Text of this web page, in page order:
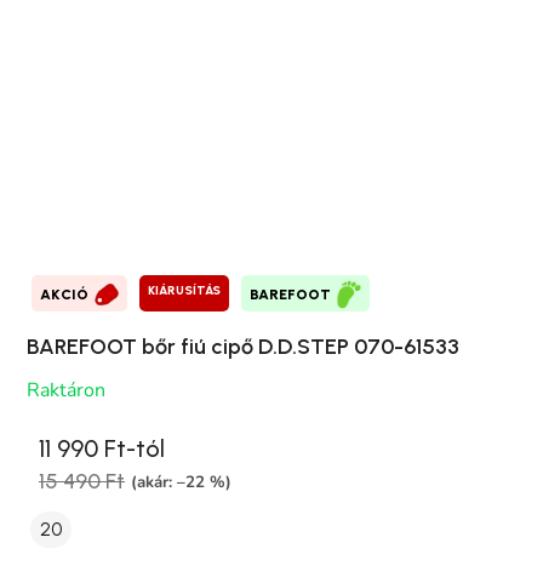
AKCIÓ KIÁRUSÍTÁS BAREFOOT
BAREFOOT bőr fiú cipő D.D.STEP 070-61533
Raktáron
11 990 Ft-tól
15 490 Ft (akár: –22 %)
20